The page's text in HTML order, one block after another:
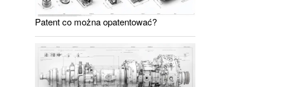
Patent co można opatentować?